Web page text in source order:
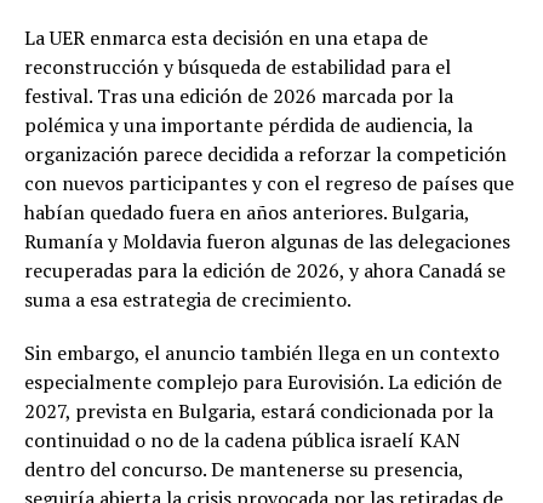
La UER enmarca esta decisión en una etapa de
reconstrucción y búsqueda de estabilidad para el
festival. Tras una edición de 2026 marcada por la
polémica y una importante pérdida de audiencia, la
organización parece decidida a reforzar la competición
con nuevos participantes y con el regreso de países que
habían quedado fuera en años anteriores. Bulgaria,
Rumanía y Moldavia fueron algunas de las delegaciones
recuperadas para la edición de 2026, y ahora Canadá se
suma a esa estrategia de crecimiento.
Sin embargo, el anuncio también llega en un contexto
especialmente complejo para Eurovisión. La edición de
2027, prevista en Bulgaria, estará condicionada por la
continuidad o no de la cadena pública israelí KAN
dentro del concurso. De mantenerse su presencia,